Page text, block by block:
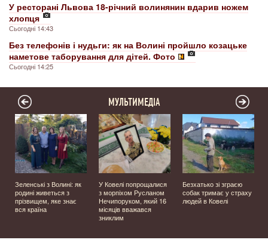
У ресторані Львова 18-річний волинянин вдарив ножем
хлопця
Сьогодні 14:43
Без телефонів і нудьги: як на Волині пройшло козацьке
наметове таборування для дітей. Фото
Сьогодні 14:25
МУЛЬТИМЕДІА
Зеленські з Волині: як
родині живеться з
прізвищем, яке знає
вся країна
У Ковелі попрощалися
з морпіхом Русланом
Нечипоруком, який 16
місяців вважався
зниклим
Безхатько зі зграєю
собак тримає у страху
людей в Ковелі